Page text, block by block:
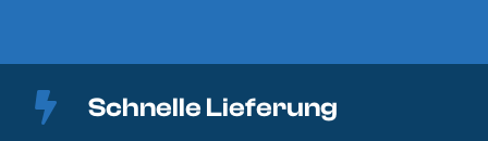
Schnelle Lieferung